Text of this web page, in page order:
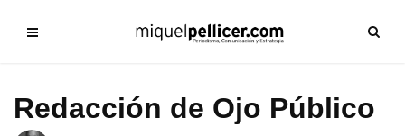
Redacción de Ojo Público